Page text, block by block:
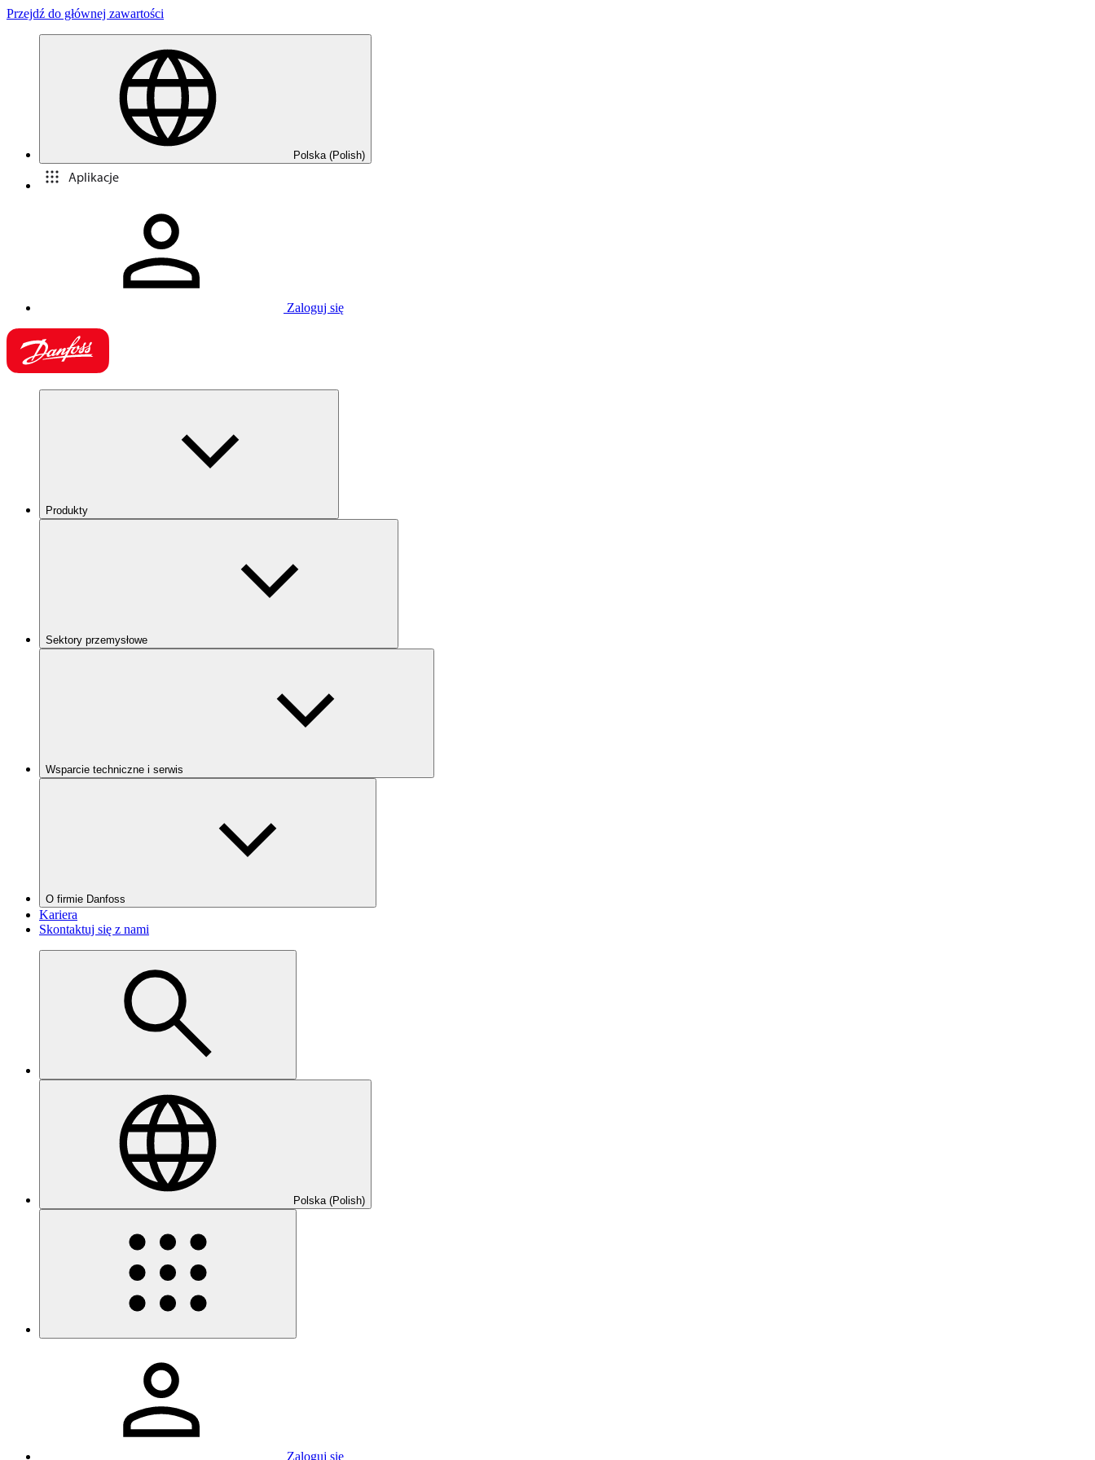
Przejdź do głównej zawartości
Polska (Polish)
Aplikacje
Zaloguj się
Produkty
Sektory przemysłowe
Wsparcie techniczne i serwis
O firmie Danfoss
Kariera
Skontaktuj się z nami
Polska (Polish)
Zaloguj się